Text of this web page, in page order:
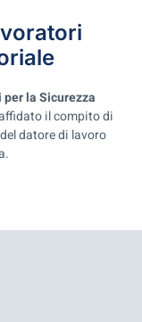
la Sicurezza
il compito di
datore di lavoro